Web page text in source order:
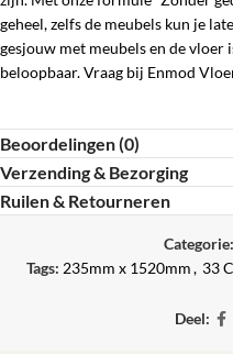
geheel, zelfs de meubels kun je
gesjouw met meubels en de vloer
beloopbaar. Vraag bij Enmod
Beoordelingen (0)
Verzending & Bezorging
Ruilen & Retourneren
Categorie:
Tags: 235mm x 1520mm, 33
Deel: